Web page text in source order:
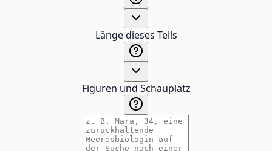
Länge dieses Teils
Figuren und Schauplatz